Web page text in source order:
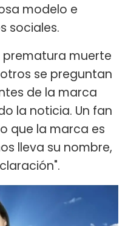
modelo e
sociales.
prematura muerte
se preguntan
de la marca
la noticia. Un fan
que la marca es
lleva su nombre,